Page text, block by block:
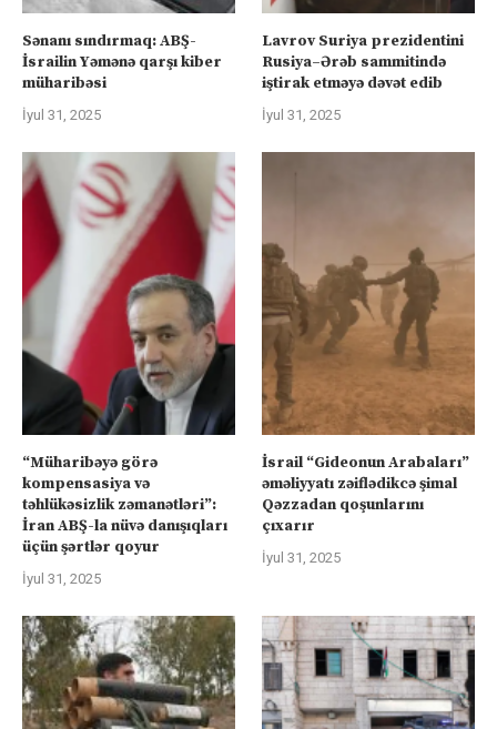
Sənanı sındırmaq: ABŞ-
İsrailin Yəmənə qarşı kiber
müharibəsi
İyul 31, 2025
Lavrov Suriya prezidentini
Rusiya–Ərəb sammitində
iştirak etməyə dəvət edib
İyul 31, 2025
“Müharibəyə görə
kompensasiya və
təhlükəsizlik zəmanətləri”:
İran ABŞ-la nüvə danışıqları
üçün şərtlər qoyur
İyul 31, 2025
İsrail “Gideonun Arabaları”
əməliyyatı zəiflədikcə şimal
Qəzzadan qoşunlarını
çıxarır
İyul 31, 2025